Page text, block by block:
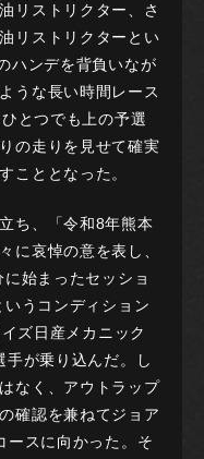
リストリクター、さ
リストリクターとい
ハンデを背負いなが
うな長い時間レース
とつでも上の予選
の走りを見せて確実
こととなった。
ち、「令和8年熊本
に哀悼の意を表し、
始まったセッショ
うコンディション
ズ日産メカニック
が乗り込んだ。し
なく、アウトラップ
確認を兼ねてジョア
ースに向かった。そ